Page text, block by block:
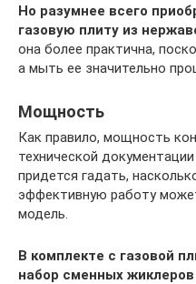
Но разумнее всего
газовую плиту из
она более практична,
а мыть ее значительно
Мощность
Как правило, мощность
технической
придется гадать,
эффективную работу
модель.
В комплекте с газовой
набор сменных